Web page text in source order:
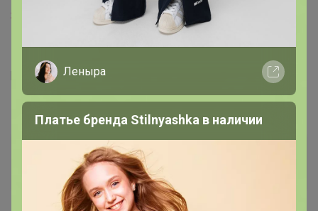
3412_111 , ежедневно в будни с 10-18
[https://24-ok.ru/purchase/777758/catalog]
ЭЛИЯ
Великий магистр
Леныра
Платье бренда Stilnyashka в наличии